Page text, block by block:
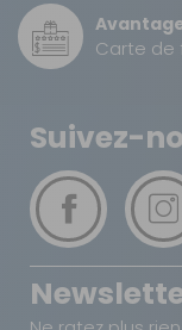
Carte de
Suivez-